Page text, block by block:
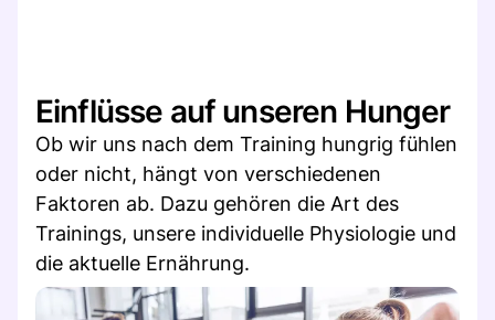
Einflüsse auf unseren Hunger
Ob wir uns nach dem Training hungrig fühlen
oder nicht, hängt von verschiedenen
Faktoren ab. Dazu gehören die Art des
Trainings, unsere individuelle Physiologie und
die aktuelle Ernährung.